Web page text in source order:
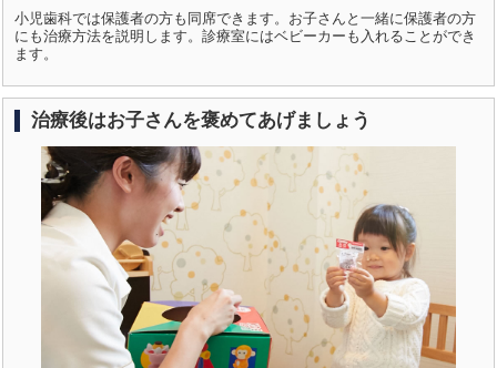
小児歯科では保護者の方も同席できます。お子さんと一緒に保護者の方
にも治療方法を説明します。診療室にはベビーカーも入れることができ
ます。
治療後はお子さんを褒めてあげましょう